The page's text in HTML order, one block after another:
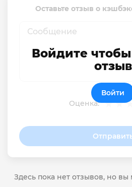
Оставьте отзыв о
Оценка:
Войдите
отзыв
Войти
Здесь пока нет отзывов, но